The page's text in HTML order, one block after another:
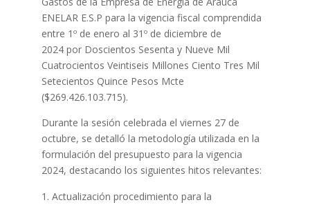
ENELAR E.S.P para la vigencia fiscal comprendida
entre 1º de enero al 31º de diciembre de
2024 por Doscientos Sesenta y Nueve Mil
Cuatrocientos Veintiseis Millones Ciento Tres Mil
Setecientos Quince Pesos Mcte
($269.426.103.715).
Durante la sesión celebrada el viernes 27 de
octubre, se detalló la metodología utilizada en la
formulación del presupuesto para la vigencia
2024, destacando los siguientes hitos relevantes:
Actualización procedimiento para la